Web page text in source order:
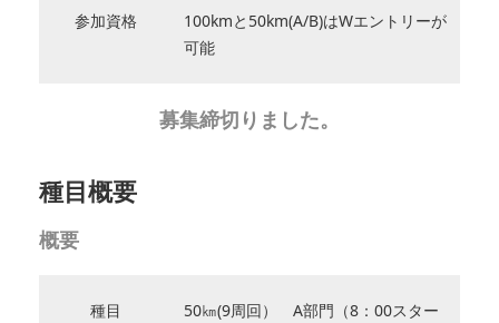
参加資格
100kmと50km(A/B)はWエントリーが
可能
募集締切りました。
種目概要
概要
種目
50㎞(9周回） A部門（8：00スター